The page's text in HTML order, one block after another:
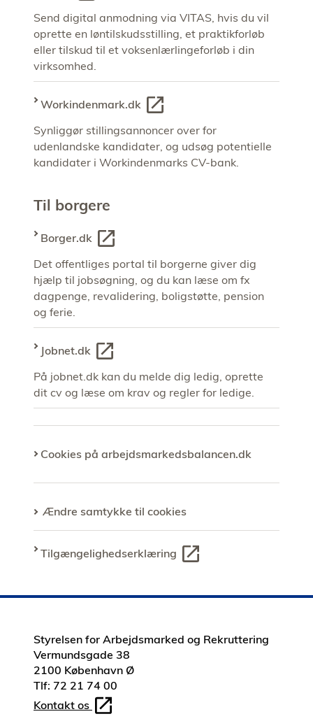
Send digital anmodning via VITAS, hvis du vil
oprette en løntilskudsstilling, et praktikforløb
eller tilskud til et voksenlærlingeforløb i din
virksomhed.
Workindenmark.dk
Synliggør stillingsannoncer over for
udenlandske kandidater, og udsøg potentielle
kandidater i Workindenmarks CV-bank.
Til borgere
Borger.dk
Det offentliges portal til borgerne giver dig
hjælp til jobsøgning, og du kan læse om fx
dagpenge, revalidering, boligstøtte, pension
og ferie.
Jobnet.dk
På jobnet.dk kan du melde dig ledig, oprette
dit cv og læse om krav og regler for ledige.
Cookies på arbejdsmarkedsbalancen.dk
Ændre samtykke til cookies
Tilgængelighedserklæring
Styrelsen for Arbejdsmarked og Rekruttering
Vermundsgade 38
2100 København Ø
Tlf: 72 21 74 00
Kontakt os